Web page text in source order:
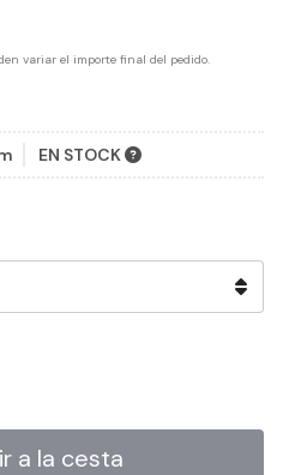
variar el importe final del pedido.
EN STOCK
a la cesta